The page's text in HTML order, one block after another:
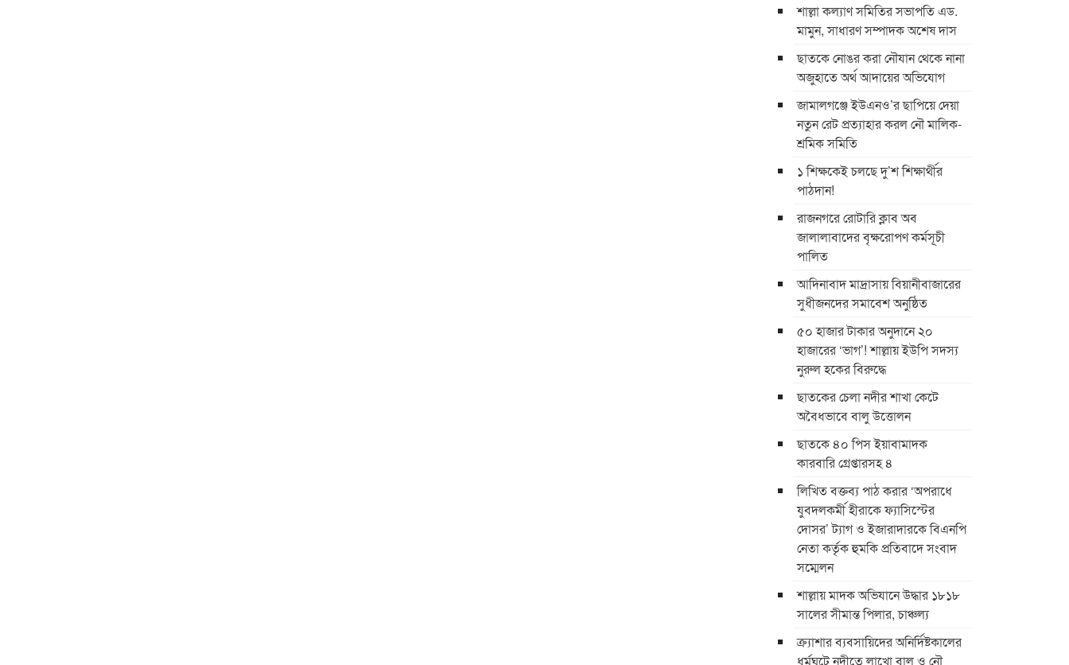
শাল্লা কল্যাণ সমিতির সভাপতি এড.
মামুন, সাধারণ সম্পাদক অশেষ দাস
ছাতকে নোঙর করা নৌযান থেকে নানা
অজুহাতে অর্থ আদায়ের অভিযোগ
জামালগঞ্জে ইউএনও’র ছাপিয়ে দেয়া
নতুন রেট প্রত্যাহার করল নৌ মালিক-
শ্রমিক সমিতি
১ শিক্ষকেই চলছে দু’শ শিক্ষার্থীর
পাঠদান!
রাজনগরে রোটারি ক্লাব অব
জালালাবাদের বৃক্ষরোপণ কর্মসূচী
পালিত
আদিনাবাদ মাদ্রাসায় বিয়ানীবাজারের
সুধীজনদের সমাবেশ অনুষ্ঠিত
৫০ হাজার টাকার অনুদানে ২০
হাজারের ‘ভাগ’! শাল্লায় ইউপি সদস্য
নুরুল হকের বিরুদ্ধে
ছাতকের চেলা নদীর শাখা কেটে
অবৈধভাবে বালু উত্তোলন
ছাতকে ৪০ পিস ইয়াবামাদক
কারবারি গ্রেপ্তারসহ ৪
লিখিত বক্তব্য পাঠ করার ‘অপরাধে
যুবদলকর্মী হীরাকে ফ্যাসিস্টের
দোসর’ ট্যাগ ও ইজারাদারকে বিএনপি
নেতা কর্তৃক হুমকি প্রতিবাদে সংবাদ
সম্মেলন
শাল্লায় মাদক অভিযানে উদ্ধার ১৮১৮
সালের সীমান্ত পিলার, চাঞ্চল্য
ক্র্যাশার ব্যবসায়িদের অনির্দিষ্টকালের
ধর্মঘটে নদীতে লাখো বালু ও নৌ